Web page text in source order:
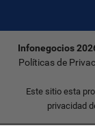
Infonegocios
Políticas de
Este sitio esta
privacidad